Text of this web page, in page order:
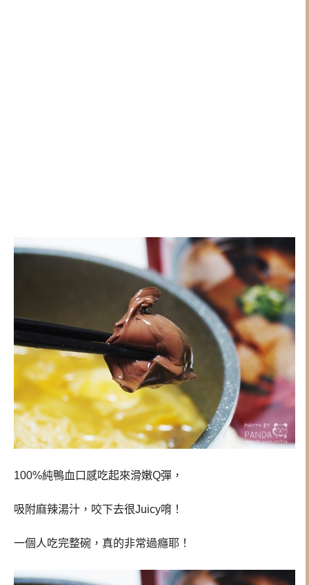
100%純鴨血口感吃起來滑嫩Q彈，
吸附麻辣湯汁，咬下去很Juicy唷！
一個人吃完整碗，真的非常過癮耶！